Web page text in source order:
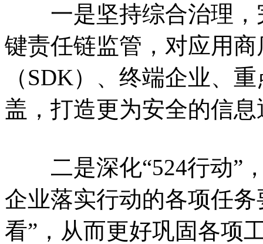
一是坚持综合治理，
键责任链监管，对应用
（SDK）、终端企业、
盖，打造更为安全的信
二是深化“524行动”，
企业落实行动的各项任
看”，从而更好巩固各项